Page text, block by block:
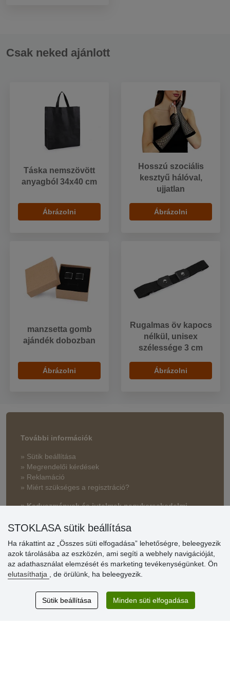
Csak neked ajánlott
Táska nemszövött
anyagból 34x40 cm
Ábrázolni
Hosszú szociális
kesztyű hálóval,
ujjatlan
Ábrázolni
manzsetta gomb
ajándék dobozban
Ábrázolni
Rugalmas öv kapocs
nélkül, unisex
szélessége 3 cm
Ábrázolni
További információk
» Sütik beállítása
» Megrendelői kérdések
» Reklamáció
» Miért szükséges a regisztráció?
» Kedvezmények és jutalmak nagykereskedelmi
Vásárlók
Excellent service
STOKLASA sütik beállítása
Ha rákattint az „Összes süti elfogadása” lehetőségre, beleegyezik
azok tárolásába az eszközén, ami segíti a webhely navigációját,
az adathasználat elemzését és marketing tevékenységünket. Ön
elutasíthatja
, de örülünk, ha beleegyezik.
Sütik beállítása Minden süti elfogadása